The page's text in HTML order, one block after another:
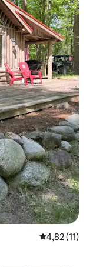
Évaluation
4,82 (11)